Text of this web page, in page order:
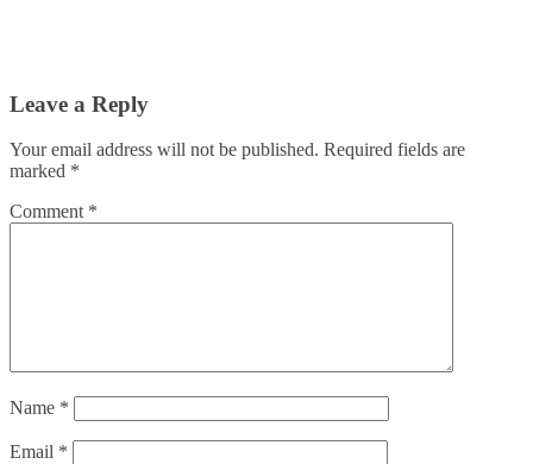
Leave a Reply
Your email address will not be published. Required fields are
marked *
Comment *
Name *
Email *